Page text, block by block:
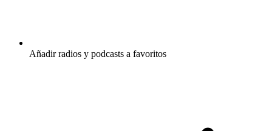
Añadir radios y podcasts a favoritos